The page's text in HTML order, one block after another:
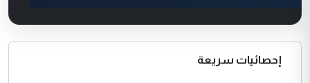
إحصائيات سريعة